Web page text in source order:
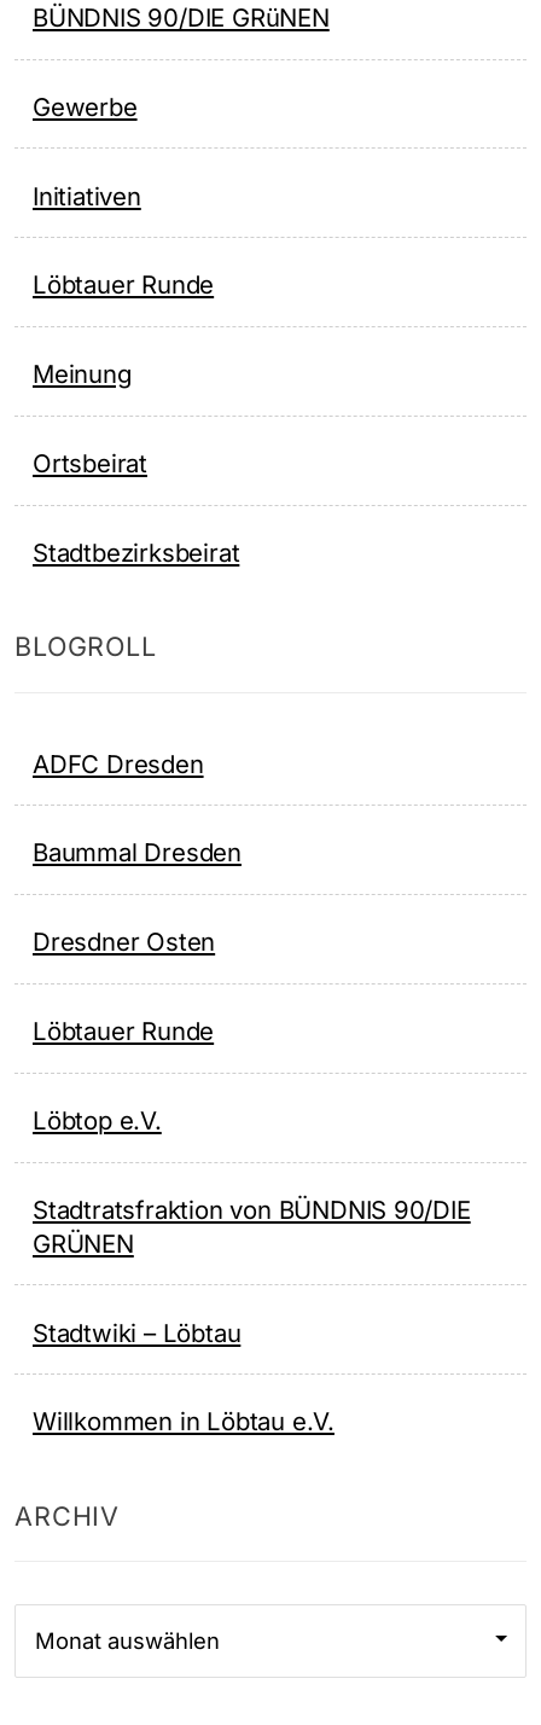
BÜNDNIS 90/DIE GRüNEN
Gewerbe
Initiativen
Löbtauer Runde
Meinung
Ortsbeirat
Stadtbezirksbeirat
BLOGROLL
ADFC Dresden
Baummal Dresden
Dresdner Osten
Löbtauer Runde
Löbtop e.V.
Stadtratsfraktion von BÜNDNIS 90/DIE
GRÜNEN
Stadtwiki – Löbtau
Willkommen in Löbtau e.V.
ARCHIV